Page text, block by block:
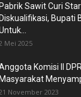
Pabrik Sawit Curi
Diskualifikasi, Bupati
Mei 2025
Komisi II
Masyarakat
November 2023